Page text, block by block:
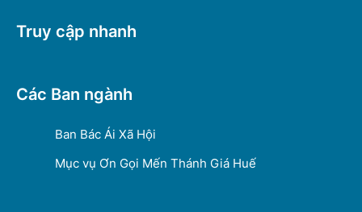
Truy cập nhanh
Các Ban ngành
Ban Bác Ái Xã Hội
Mục vụ Ơn Gọi Mến Thánh Giá Huế